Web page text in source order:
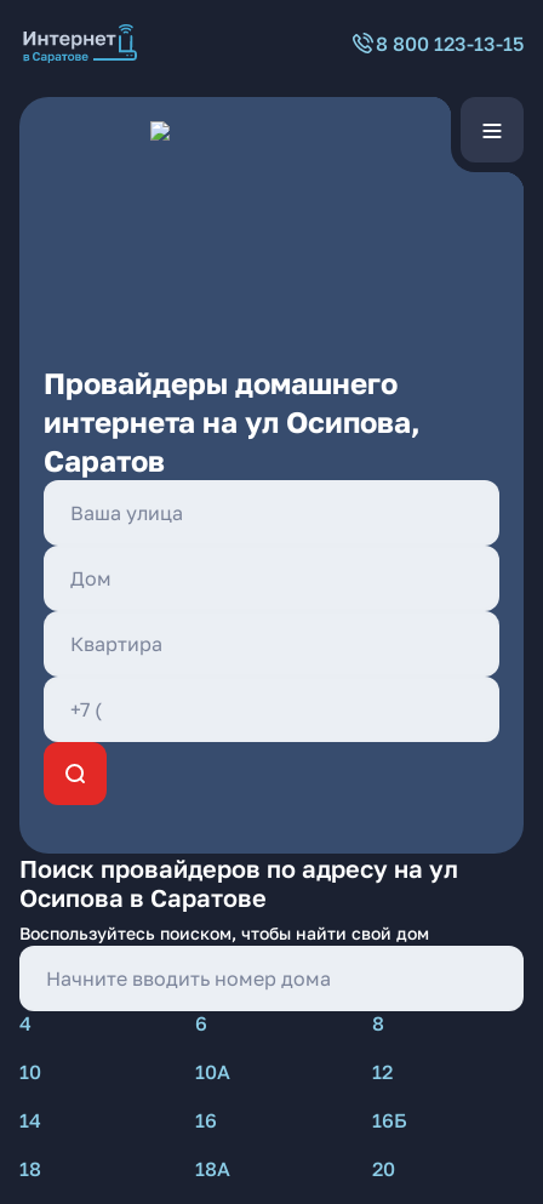
8 800 123-13-15
Провайдеры домашнего
интернета на ул Осипова,
Саратов
Поиск провайдеров по адресу на ул
Осипова в Саратове
Воспользуйтесь поиском, чтобы найти свой дом
4 6
8
10
10А
12
14
16
16Б
18
18А
20